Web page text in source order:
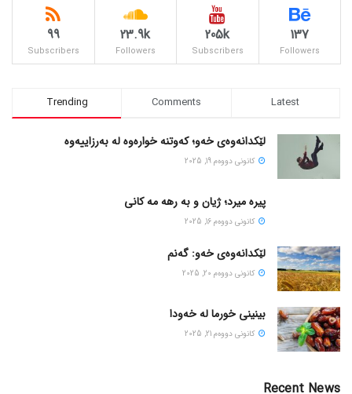
137
Followers
205k
Subscribers
23.9k
Followers
99
Subscribers
Trending Comments Latest
لێکدانەوەی خەو؛ کەوتنە خوارەوە لە بەرزاییەوە
كانونی دووه‌م 19, 2025
پیره میرد؛ ژیان و به رهه مه کانی
كانونی دووه‌م 16, 2025
لێکدانەوەی خەو: گەنم
كانونی دووه‌م 20, 2025
بینینی خورما لە خەودا
كانونی دووه‌م 21, 2025
Recent News